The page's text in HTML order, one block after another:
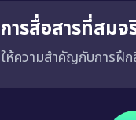
การสื่อสารที่สมจ
ให้ความสำคัญกับการฝึก